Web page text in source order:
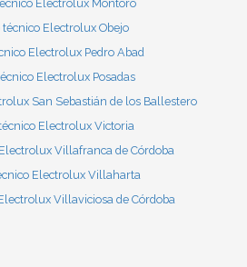
Electrolux Montoro
técnico Electrolux Obejo
Electrolux Pedro Abad
Electrolux Posadas
San Sebastián de los Ballestero
Electrolux Victoria
Villafranca de Córdoba
Electrolux Villaharta
Villaviciosa de Córdoba